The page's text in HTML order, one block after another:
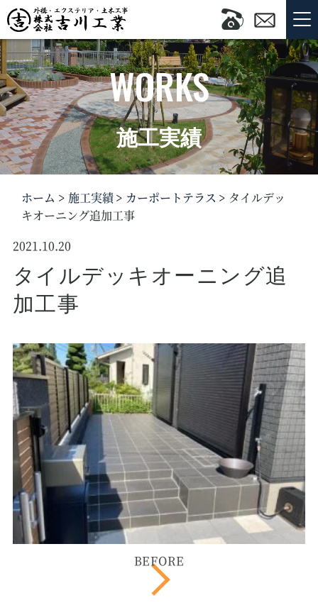
WORKS
施工実績
ホーム 施工実績 カーポートテラス
タイルデッ
キオーニング追加工事
2021.10.20
タイルデッキオーニング追
加工事